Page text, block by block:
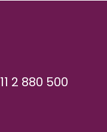
2 880 500